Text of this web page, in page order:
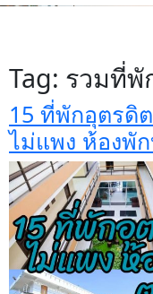
Tag: รวมที่พั
15 ที่พักอุตรดิ
ไม่แพง ห้องพั